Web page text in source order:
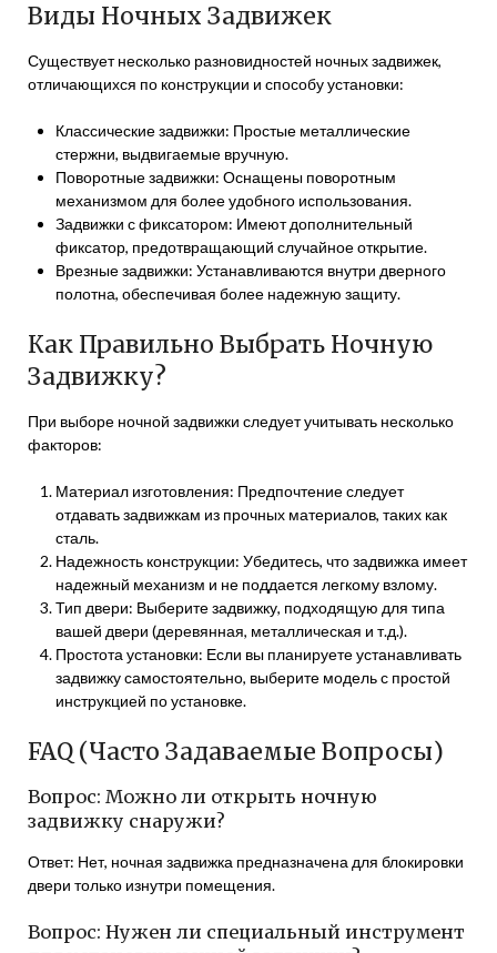
Виды Ночных Задвижек
Существует несколько разновидностей ночных задвижек,
отличающихся по конструкции и способу установки:
Классические задвижки: Простые металлические
стержни, выдвигаемые вручную.
Поворотные задвижки: Оснащены поворотным
механизмом для более удобного использования.
Задвижки с фиксатором: Имеют дополнительный
фиксатор, предотвращающий случайное открытие.
Врезные задвижки: Устанавливаются внутри дверного
полотна, обеспечивая более надежную защиту.
Как Правильно Выбрать Ночную
Задвижку?
При выборе ночной задвижки следует учитывать несколько
факторов:
Материал изготовления: Предпочтение следует
отдавать задвижкам из прочных материалов, таких как
сталь.
Надежность конструкции: Убедитесь, что задвижка имеет
надежный механизм и не поддается легкому взлому.
Тип двери: Выберите задвижку, подходящую для типа
вашей двери (деревянная, металлическая и т.д.).
Простота установки: Если вы планируете устанавливать
задвижку самостоятельно, выберите модель с простой
инструкцией по установке.
FAQ (Часто Задаваемые Вопросы)
Вопрос: Можно ли открыть ночную
задвижку снаружи?
Ответ: Нет, ночная задвижка предназначена для блокировки
двери только изнутри помещения.
Вопрос: Нужен ли специальный инструмент